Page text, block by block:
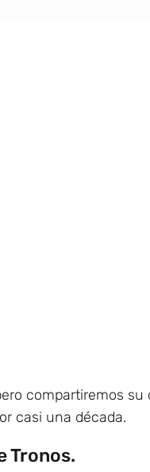
compartiremos
casi una década.
Tronos.